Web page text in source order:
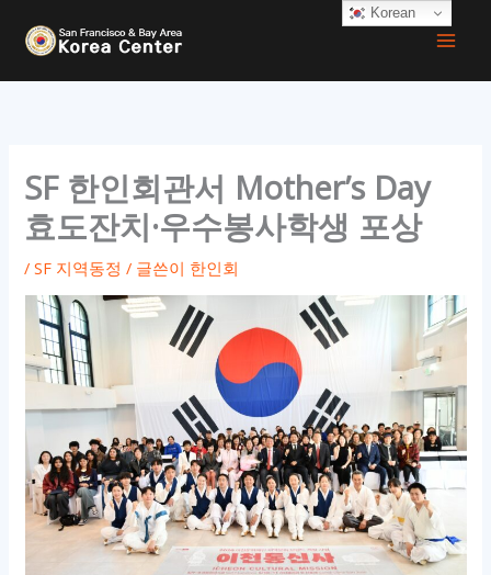
SF 한인회관서 Mother’s Day
효도잔치·우수봉사학생 포상
/SF 지역동정 / 글쓴이 한인회
Korean